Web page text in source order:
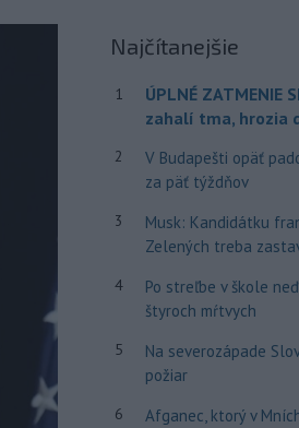
Najčítanejšie
1
ÚPLNÉ ZATMENIE
zahalí tma, hrozia
2
V Budapešti opäť
za päť týždňov
3
Musk: Kandidátku
Zelených treba
4
Po streľbe v škole
štyroch mŕtvych
5
Na severozápade
požiar
6
Afganec, ktorý v